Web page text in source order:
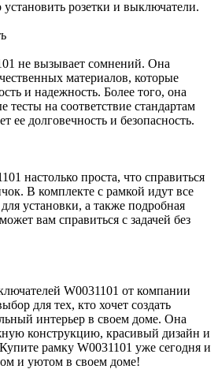
установить розетки и выключатели.
не вызывает сомнений. Она
материалов, которые
и надежность. Более того, она
тесты на соответствие стандартам
ее долговечность и безопасность.
настолько проста, что справиться
В комплекте с рамкой идут все
установки, а также подробная
вам справиться с задачей без
W0031101 от компании
для тех, кто хочет создать
интерьер в своем доме. Она
конструкцию, красивый дизайн и
рамку W0031101 уже сегодня и
и уютом в своем доме!